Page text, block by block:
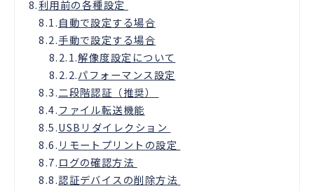
8.利用前の各種設定
8.1.自動で設定する場合
8.2.手動で設定する場合
8.2.1.解像度設定について
8.2.2.パフォーマンス設定
8.3.二段階認証（推奨）
8.4.ファイル転送機能
8.5.USBリダイレクション
8.6. リモートプリントの設定
8.7.ログの確認方法
8.8.認証デバイスの削除方法